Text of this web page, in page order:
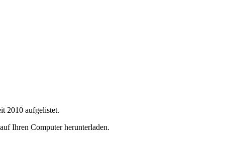
2010 aufgelistet.
Ihren Computer herunterladen.